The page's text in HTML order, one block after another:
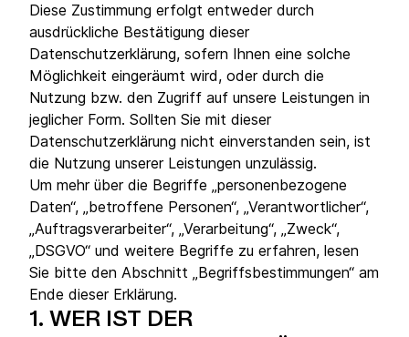
Diese Zustimmung erfolgt entweder durch
ausdrückliche Bestätigung dieser
Datenschutzerklärung, sofern Ihnen eine solche
Möglichkeit eingeräumt wird, oder durch die
Nutzung bzw. den Zugriff auf unsere Leistungen in
jeglicher Form. Sollten Sie mit dieser
Datenschutzerklärung nicht einverstanden sein, ist
die Nutzung unserer Leistungen unzulässig.
Um mehr über die Begriffe „personenbezogene
Daten“, „betroffene Personen“, „Verantwortlicher“,
„Auftragsverarbeiter“, „Verarbeitung“, „Zweck“,
„DSGVO“ und weitere Begriffe zu erfahren, lesen
Sie bitte den Abschnitt „Begriffsbestimmungen“ am
Ende dieser Erklärung.
1. WER IST DER